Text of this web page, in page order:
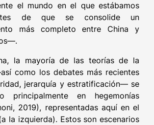
el mundo en el que estábamos
de que se consolide un
más completo entre China y
la mayoría de las teorías de la
como los debates más recientes
jerarquía y estratificación— se
principalmente en hegemonías
2019), representadas aquí en el
la izquierda). Estos son escenarios